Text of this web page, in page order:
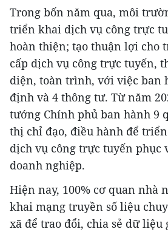
Trong bốn năm qua, môi
triển khai dịch vụ công trực
hoàn thiện; tạo thuận lợi cho
cấp dịch vụ công trực tuyến,
diện, toàn trình, với việc ban
định và 4 thông tư. Từ năm
tướng Chính phủ ban hành 9
thị chỉ đạo, điều hành để
dịch vụ công trực tuyến phục
doanh nghiệp.
Hiện nay, 100% cơ quan nhà
khai mạng truyền số liệu
xã để trao đổi, chia sẻ dữ liệu